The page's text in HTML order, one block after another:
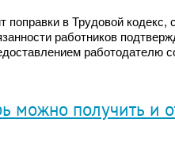
поправки в Трудовой
работников
работодателю
можно получить и